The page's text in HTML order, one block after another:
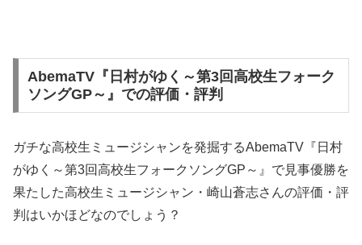
AbemaTV『日村がゆく～第3回高校生フォーク
ソングGP～』での評価・評判
ガチな高校生ミュージシャンを発掘するAbemaTV『日村
がゆく～第3回高校生フォークソングGP～』で見事優勝を
果たした高校生ミュージシャン・崎山蒼志さんの評価・評
判はいかほどなのでしょう？